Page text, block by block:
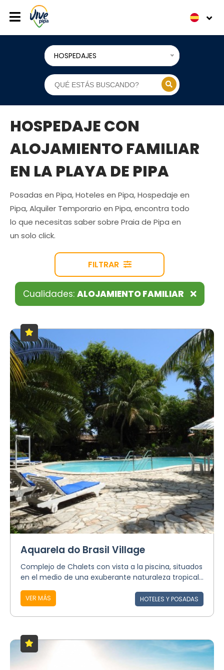
HOSPEDAJES
HOSPEDAJE CON
ALOJAMIENTO FAMILIAR
EN LA PLAYA DE PIPA
Posadas en Pipa, Hoteles en Pipa, Hospedaje en
Pipa, Alquiler Temporario en Pipa, encontra todo
lo que necesitas saber sobre Praia de Pipa en
un solo click.
FILTRAR
Cualidades: ALOJAMIENTO FAMILIAR
Aquarela do Brasil Village
Complejo de Chalets con vista a la piscina, situados
en el medio de una exuberante naturaleza tropical...
VER MÁS HOTELES Y POSADAS